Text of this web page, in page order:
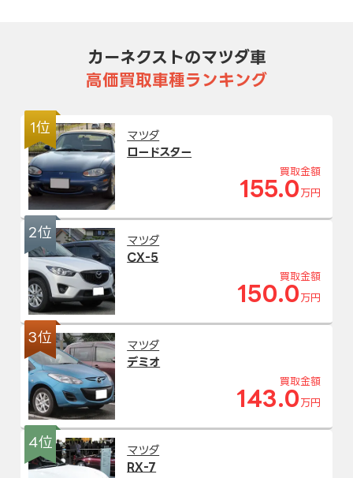
カーネクストのマツダ車
高価買取車種ランキング
1位
マツダ
ロードスター
買取金額
155.0 万円
2位
マツダ
CX-5
買取金額
150.0 万円
3位
マツダ
デミオ
買取金額
143.0 万円
4位
マツダ
RX-7